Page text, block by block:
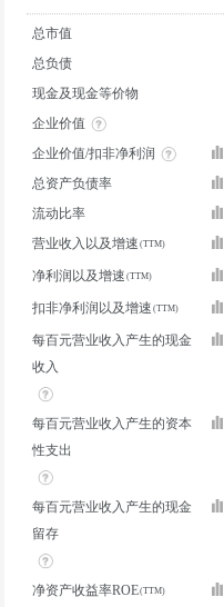
总市值
总负债
现金及现金等价物
企业价值
企业价值/扣非净利润
总资产负债率
流动比率
营业收入以及增速
净利润以及增速
扣非净利润以及增速
每百元营业收入产生的现金
收入
每百元营业收入产生的资本
性支出
每百元营业收入产生的现金
留存
净资产收益率ROE